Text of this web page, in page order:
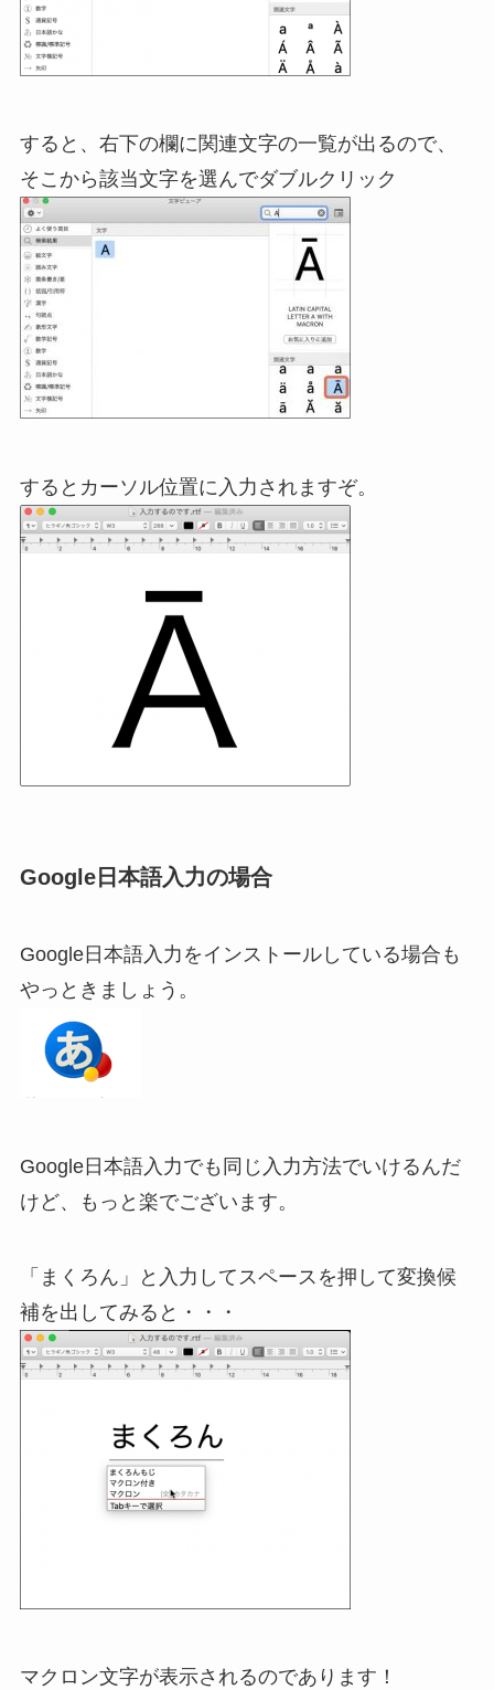
すると、右下の欄に関連文字の一覧が出るので、
そこから該当文字を選んでダブルクリック
するとカーソル位置に入力されますぞ。
Google日本語入力の場合
Google日本語入力をインストールしている場合も
やっときましょう。
Google日本語入力でも同じ入力方法でいけるんだ
けど、もっと楽でございます。
「まくろん」と入力してスペースを押して変換候
補を出してみると・・・
マクロン文字が表示されるのであります！